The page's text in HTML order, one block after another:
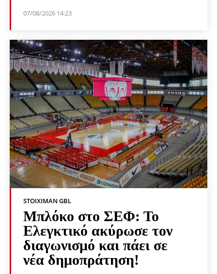
07/08/2026 14:23
STOIXIMAN GBL
Μπλόκο στο ΣΕΦ: Το
Ελεγκτικό ακύρωσε τον
διαγωνισμό και πάει σε
νέα δημοπράτηση!